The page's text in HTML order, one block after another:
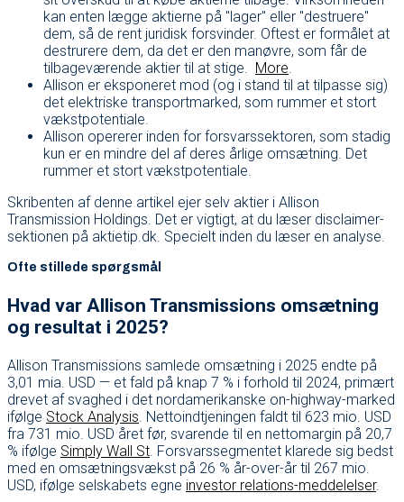
kan enten lægge aktierne på "lager" eller "destruere"
dem, så de rent juridisk forsvinder. Oftest er formålet at
destrurere dem, da det er den manøvre, som får de
tilbageværende aktier til at stige. More.
Allison er eksponeret mod (og i stand til at tilpasse sig)
det elektriske transportmarked, som rummer et stort
vækstpotentiale.
Allison opererer inden for forsvarssektoren, som stadig
kun er en mindre del af deres årlige omsætning. Det
rummer et stort vækstpotentiale.
Skribenten af denne artikel ejer selv aktier i Allison
Transmission Holdings. Det er vigtigt, at du læser disclaimer-
sektionen på aktietip.dk. Specielt inden du læser en analyse.
Ofte stillede spørgsmål
Hvad var Allison Transmissions omsætning
og resultat i 2025?
Allison Transmissions samlede omsætning i 2025 endte på
3,01 mia. USD — et fald på knap 7 % i forhold til 2024, primært
drevet af svaghed i det nordamerikanske on-highway-marked
ifølge Stock Analysis. Nettoindtjeningen faldt til 623 mio. USD
fra 731 mio. USD året før, svarende til en nettomargin på 20,7
% ifølge Simply Wall St. Forsvarssegmentet klarede sig bedst
med en omsætningsvækst på 26 % år-over-år til 267 mio.
USD, ifølge selskabets egne investor relations-meddelelser.